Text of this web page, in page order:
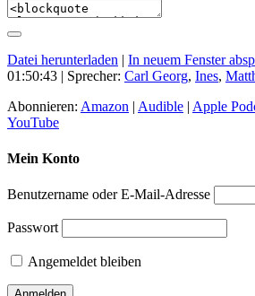
Datei herunterladen | In neuem Fenster
01:50:43 | Sprecher: Carl Georg, Ines,
Abonnieren: Amazon | Audible | Apple
YouTube
Mein Konto
Benutzername oder E-Mail-Adresse
Passwort
Angemeldet bleiben